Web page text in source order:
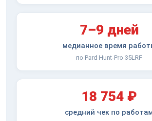
7–9 дней
медианное время
по Pard Hunt-Pro 35LRF
18 754 ₽
средний чек по